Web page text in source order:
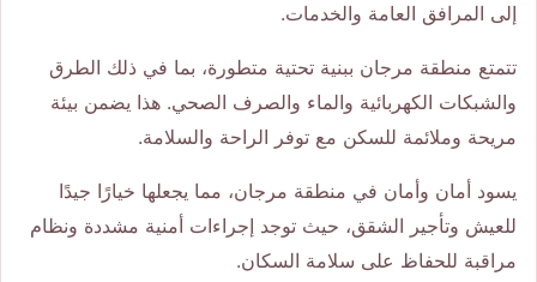
إلى المرافق العامة والخدمات.
تتمتع منطقة مرجان ببنية تحتية متطورة، بما في ذلك الطرق
والشبكات الكهربائية والماء والصرف الصحي. هذا يضمن بيئة
مريحة وملائمة للسكن مع توفر الراحة والسلامة.
يسود أمان وأمان في منطقة مرجان، مما يجعلها خيارًا جيدًا
للعيش وتأجير الشقق، حيث توجد إجراءات أمنية مشددة ونظام
مراقبة للحفاظ على سلامة السكان.